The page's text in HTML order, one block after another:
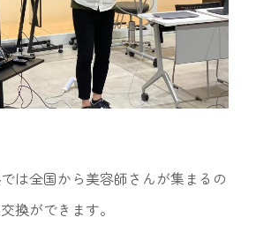
は全国から美容師さんが集まるの
換ができます。